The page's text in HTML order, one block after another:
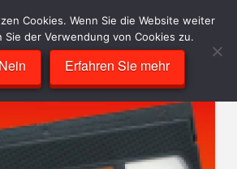
Cookies. Wenn Sie die Website weiter
Sie der Verwendung von Cookies zu.
Nein Erfahren Sie mehr